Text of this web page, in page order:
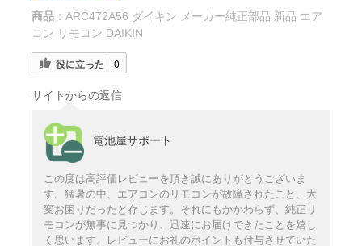
商品： ARC472A56 ダイキン メーカー純正部品 新品 エア
コン リモコン DAIKIN
役に立った 0
サイトからの返信
電池屋サポート
この度は高評価レビューを頂き誠にありがとうございま
す。猛暑の中、エアコンのリモコンが故障されたこと、大
変お困りだったと存じます。それにもかかわらず、純正リ
モコンが無事に見つかり、迅速にお届けできたことを嬉し
く思います。レビューにお礼のポイントも付与させていた